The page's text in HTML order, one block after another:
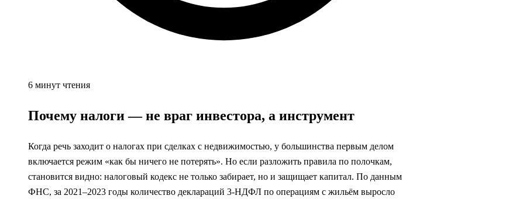
6 минут чтения
Почему налоги — не враг инвестора, а инструмент
Когда речь заходит о налогах при сделках с недвижимостью, у большинства первым делом
включается режим «как бы ничего не потерять». Но если разложить правила по полочкам,
становится видно: налоговый кодекс не только забирает, но и защищает капитал. По данным
ФНС, за 2021–2023 годы количество деклараций 3‑НДФЛ по операциям с жильём выросло